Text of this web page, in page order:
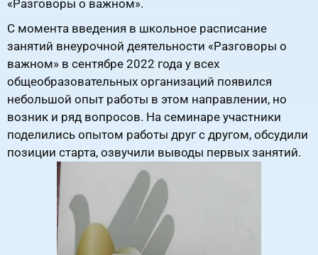
«Разговоры о важном».
С момента введения в школьное расписание
занятий внеурочной деятельности «Разговоры о
важном» в сентябре 2022 года у всех
общеобразовательных организаций появился
небольшой опыт работы в этом направлении, но
возник и ряд вопросов. На семинаре участники
поделились опытом работы друг с другом, обсудили
позиции старта, озвучили выводы первых занятий.